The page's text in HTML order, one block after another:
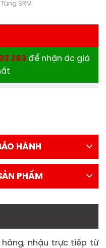
Tùng SRM
383 để nhận dc giá
HÀNH
PHẨM
hãng, nhậu trực tiếp từ